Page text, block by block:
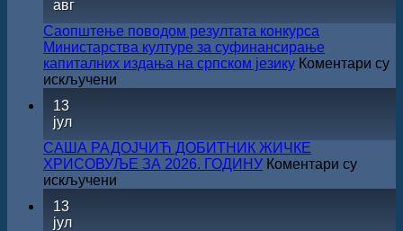
авг
Саопштење поводом резултата конкурса
Министарства културе за суфинансирање
капиталних издања на српском језику Коментари су
искључени
конкурса
Министарства
културе
за
13
јул
САША РАДОЈЧИЋ ДОБИТНИК ЖИЧКЕ
ХРИСОВУЉЕ ЗА 2026. ГОДИНУ Коментари су
искључени
13
јул